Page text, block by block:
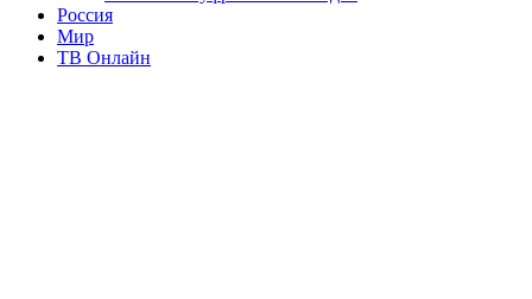
Россия
Мир
ТВ Онлайн